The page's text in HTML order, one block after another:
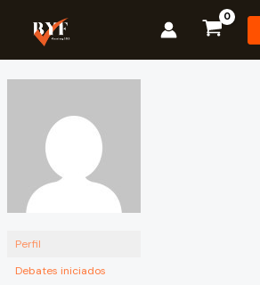
contenido
Perfil
Debates iniciados